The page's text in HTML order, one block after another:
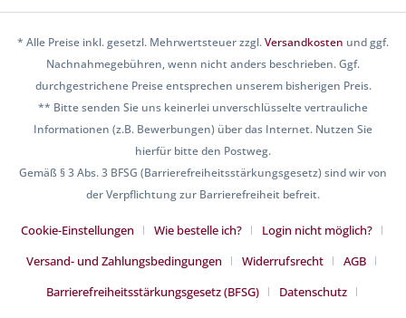
* Alle Preise inkl. gesetzl. Mehrwertsteuer zzgl.Versandkosten und ggf.
Nachnahmegebühren, wenn nicht anders beschrieben. Ggf.
durchgestrichene Preise entsprechen unserem bisherigen Preis.
** Bitte senden Sie uns keinerlei unverschlüsselte vertrauliche
Informationen (z.B. Bewerbungen) über das Internet. Nutzen Sie
hierfür bitte den Postweg.
Gemäß § 3 Abs. 3 BFSG (Barrierefreiheitsstärkungsgesetz) sind wir von
der Verpflichtung zur Barrierefreiheit befreit.
Cookie-Einstellungen Wie bestelle ich?
Login nicht möglich?
Versand- und Zahlungsbedingungen
Widerrufsrecht
AGB
Barrierefreiheitsstärkungsgesetz (BFSG)
Datenschutz